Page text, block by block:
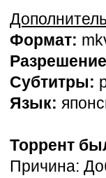
Формат:
Субтитры:
Язык:
Торрент
Причина: